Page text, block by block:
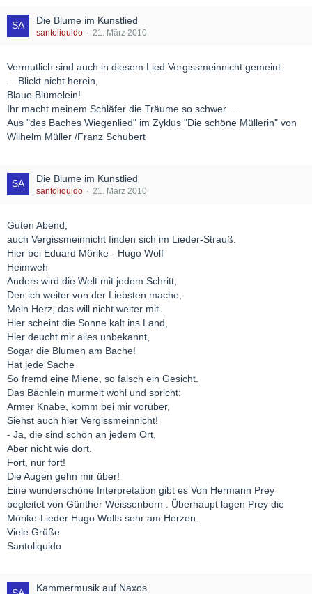
Die Blume im Kunstlied
santoliquido 21. März 2010
Vermutlich sind auch in diesem Lied Vergissmeinnicht gemeint:
....Blickt nicht herein,
Blaue Blümelein!
Ihr macht meinem Schläfer die Träume so schwer.....
Aus "des Baches Wiegenlied" im Zyklus "Die schöne Müllerin" von
Wilhelm Müller /Franz Schubert
Die Blume im Kunstlied
santoliquido 21. März 2010
Guten Abend,
auch Vergissmeinnicht finden sich im Lieder-Strauß.
Hier bei Eduard Mörike - Hugo Wolf
Heimweh
Anders wird die Welt mit jedem Schritt,
Den ich weiter von der Liebsten mache;
Mein Herz, das will nicht weiter mit.
Hier scheint die Sonne kalt ins Land,
Hier deucht mir alles unbekannt,
Sogar die Blumen am Bache!
Hat jede Sache
So fremd eine Miene, so falsch ein Gesicht.
Das Bächlein murmelt wohl und spricht:
Armer Knabe, komm bei mir vorüber,
Siehst auch hier Vergissmeinnicht!
- Ja, die sind schön an jedem Ort,
Aber nicht wie dort.
Fort, nur fort!
Die Augen gehn mir über!
Eine wunderschöne Interpretation gibt es Von Hermann Prey
begleitet von Günther Weissenborn . Überhaupt lagen Prey die
Mörike-Lieder Hugo Wolfs sehr am Herzen.
Viele Grüße
Santoliquido
Kammermusik auf Naxos